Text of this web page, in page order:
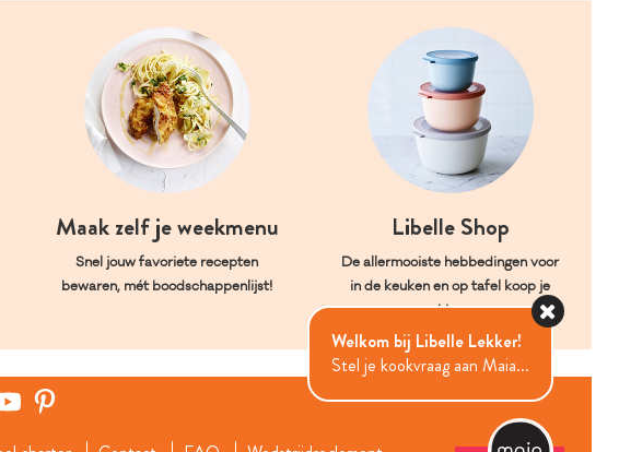
Maak zelf je weekmenu
Snel jouw favoriete recepten
bewaren, mét boodschappenlijst!
Libelle Shop
De allermooiste hebbedingen voor
in de keuken en op tafel koop je
hier.
Welkom bij Libelle Lekker!
Stel je kookvraag aan Maia...